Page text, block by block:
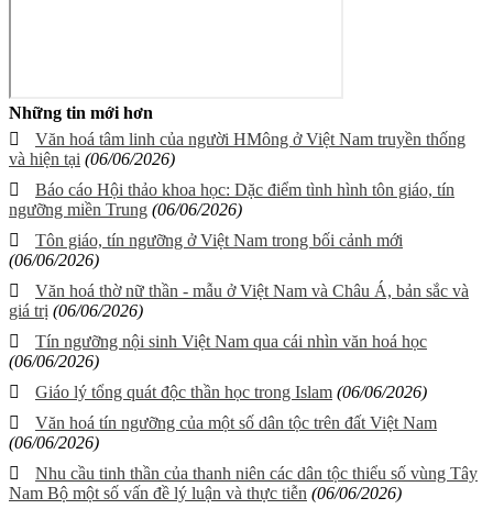
Những tin mới hơn
Văn hoá tâm linh của người HMông ở Việt Nam truyền thống
và hiện tại (06/06/2026)
Báo cáo Hội thảo khoa học: Dặc điểm tình hình tôn giáo, tín
ngưỡng miền Trung (06/06/2026)
Tôn giáo, tín ngưỡng ở Việt Nam trong bối cảnh mới
(06/06/2026)
Văn hoá thờ nữ thần - mẫu ở Việt Nam và Châu Á, bản sắc và
giá trị (06/06/2026)
Tín ngưỡng nội sinh Việt Nam qua cái nhìn văn hoá học
(06/06/2026)
Giáo lý tổng quát độc thần học trong Islam (06/06/2026)
Văn hoá tín ngưỡng của một số dân tộc trên đất Việt Nam
(06/06/2026)
Nhu cầu tinh thần của thanh niên các dân tộc thiểu số vùng Tây
Nam Bộ một số vấn đề lý luận và thực tiễn (06/06/2026)